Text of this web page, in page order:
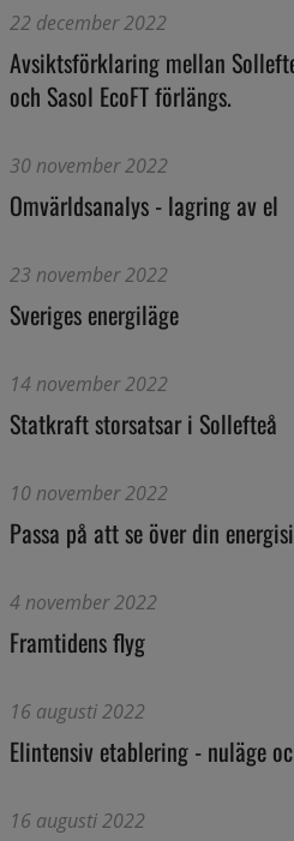
22 december 2022
Avsiktsförklaring mellan
och Sasol EcoFT förlängs.
30 november 2022
Omvärldsanalys - lagring av el
23 november 2022
Sveriges energiläge
14 november 2022
Statkraft storsatsar i Sollefteå
10 november 2022
Passa på att se över din
4 november 2022
Framtidens flyg
16 augusti 2022
Elintensiv etablering - nuläge
16 augusti 2022